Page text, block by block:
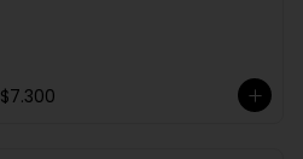
$7.300